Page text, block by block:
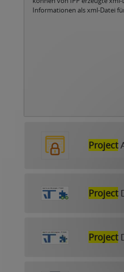
Informationen als xml-Datei
Project
Project
Project